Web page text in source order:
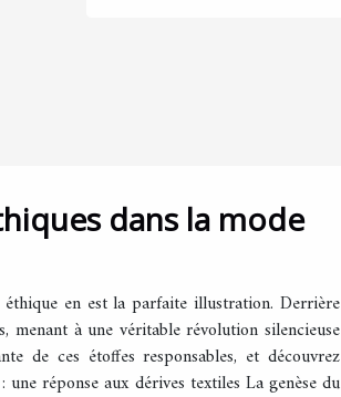
dans la mode
éthique en est la parfaite illustration. Derrière
menant à une véritable révolution silencieuse
de ces étoffes responsables, et découvrez
réponse aux dérives textiles La genèse du